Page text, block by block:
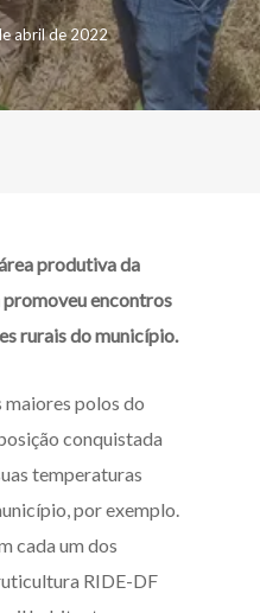
abril de 2022
produtiva da
encontros
rurais do município.
maiores polos do
conquistada
temperaturas
por exemplo.
cada um dos
RIDE-DF